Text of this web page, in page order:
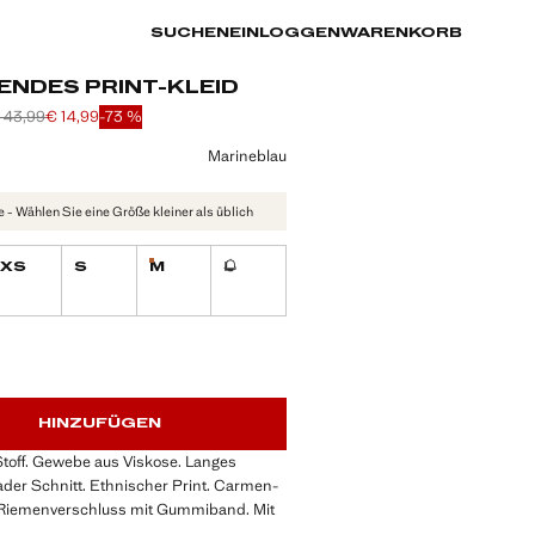
SUCHEN EINLOGGEN WARENKORB
PRINT-KLEID
durchgestrichen [€ 55,99 ]
durchgestrichen [€ 43,99 ]
[€ 14,99 ]
€ 14,99-73 %
Farbe
Marineblau
- Wählen Sie eine Größe kleiner als üblich
XS S M
Nur wenige verfügbar!
L
Nicht vorrätig. Ich will es!
Ich will es!
HINZUFÜGEN
Gewebe aus Viskose. Langes
Schnitt. Ethnischer Print. Carmen-
mit Gummiband. Mit